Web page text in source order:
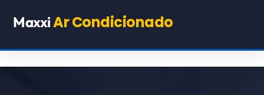
TROCANDO APENAS OS TEXTOS E URLs INDICADOS)
MaxxiAr Condicionado